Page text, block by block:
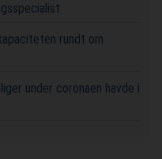
rundt om
under coronaen havde i